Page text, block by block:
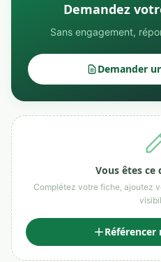
Demandez
Sans engagement,
Demander
Vous êtes ce
Complétez votre fiche, ajoutez